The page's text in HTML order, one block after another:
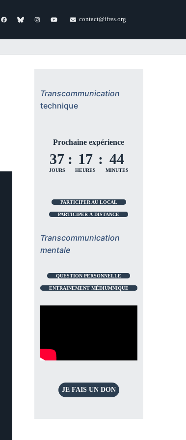
contact@ifres.org
Transcommunication
technique
Prochaine expérience
37
JOURS
: 17
HEURES
: 44
MINUTES
PARTICIPER AU LOCAL
PARTICIPER À DISTANCE
Transcommunication
mentale
QUESTION PERSONNELLE
ENTRAINEMENT MÉDIUMNIQUE
JE FAIS UN DON